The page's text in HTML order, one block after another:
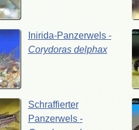
Inirida-Panzerwels -
Corydoras delphax
Schraffierter
Panzerwels -